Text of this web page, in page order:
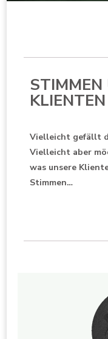
STIMMEN
Vielleicht gefällt
Vielleicht aber
was unsere
Stimmen…